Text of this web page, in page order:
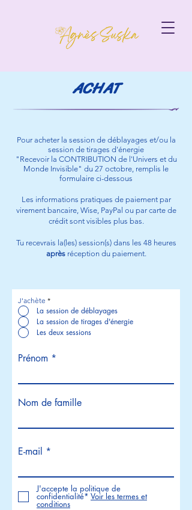
ACHAT
Pour acheter la session de déblayages et/ou la
session de tirages d'énergie
"Recevoir la CONTRIBUTION de l'Univers et du
Monde Invisible" du 27 octobre, remplis le
formulaire ci-dessous
Les informations pratiques de paiement par
virement bancaire, Wise, PayPal ou par carte de
crédit sont visibles plus bas.
Tu recevrais la(les) session(s) dans les 48 heures
aprèsréception du paiement.
J'achète *
La session de déblayages
La session de tirages d'énergie
Les deux sessions
Prénom
Nom de famille
E-mail
J'accepte la politique de
confidentialité* Voir les termes et
conditions